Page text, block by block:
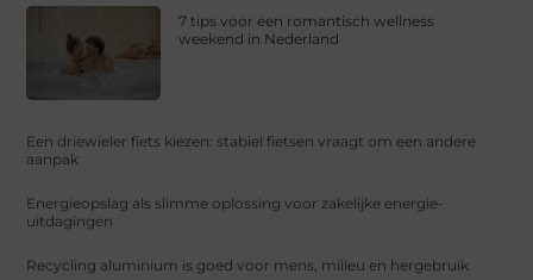
7 tips voor een romantisch wellness
weekend in Nederland
Een driewieler fiets kiezen: stabiel fietsen vraagt om een andere
aanpak
Energieopslag als slimme oplossing voor zakelijke energie-
uitdagingen
Recycling aluminium is goed voor mens, milieu en hergebruik